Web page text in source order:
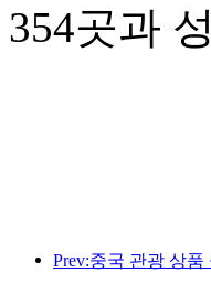
354곳과